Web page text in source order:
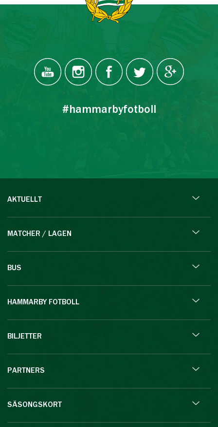
#hammarbyfotboll
AKTUELLT
MATCHER / LAGEN
BUS
HAMMARBY FOTBOLL
BILJETTER
PARTNERS
SÄSONGSKORT